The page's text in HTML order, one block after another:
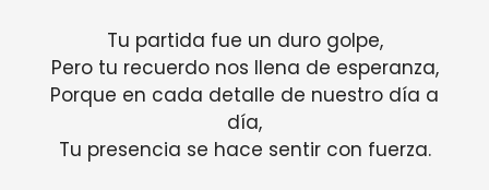
Tu partida fue un duro golpe,
Pero tu recuerdo nos llena de esperanza,
Porque en cada detalle de nuestro día a
día,
Tu presencia se hace sentir con fuerza.